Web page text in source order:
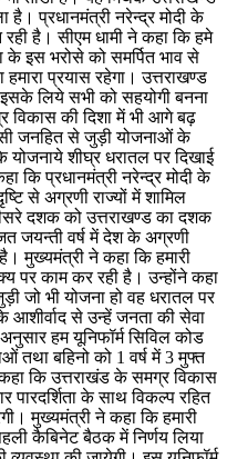
है। प्रधानमंत्री नरेन्द्र मोदी के
है। सीएम धामी ने कहा कि हमे
के इस भरोसे को समर्पित भाव से
प्रयास रहेगा। उत्तराखण्ड
लिये सभी को सहयोगी बनना
विकास की दिशा में भी आगे बढ़
जनहित से जुड़ी योजनाओं के
योजनाये शीघ्र धरातल पर दिखाई
कि प्रधानमंत्री नरेन्द्र मोदी के
से अग्रणी राज्यों में शामिल
दशक को उत्तराखण्ड का दशक
जयन्ती वर्ष में देश के अग्रणी
मुख्यमंत्री ने कहा कि हमारी
पर काम कर रही है। उन्होंने कहा
जो भी योजना हो वह धरातल पर
आशीर्वाद से उन्हें जनता की सेवा
हम यूनिफॉर्म सिविल कोड
तथा बहिनो को 1 वर्ष में 3 मुफ्त
कि उत्तराखंड के समग्र विकास
के साथ विकल्प रहित
मुख्यमंत्री ने कहा कि हमारी
कैबिनेट बैठक में निर्णय लिया